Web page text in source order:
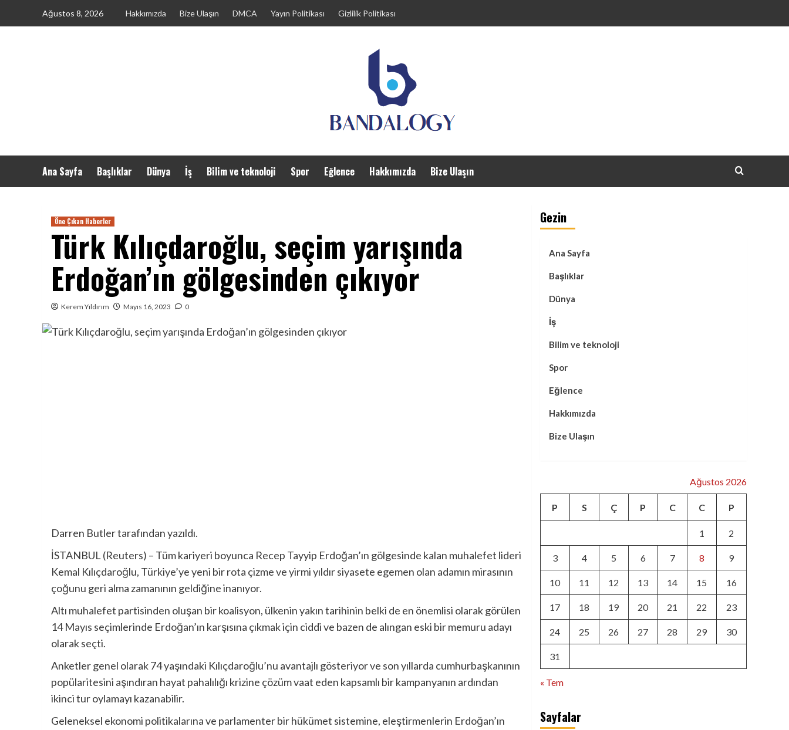
Ağustos 8, 2026 Hakkımızda Bize Ulaşın DMCA Yayın Politikası Gizlilik Politikası
Ana Sayfa Başlıklar Dünya İş Bilim ve teknoloji Spor Eğlence Hakkımızda Bize Ulaşın
Öne Çıkan Haberler
Türk Kılıçdaroğlu, seçim yarışında
Erdoğan’ın gölgesinden çıkıyor
Kerem Yıldırım Mayıs 16, 2023 0
Darren Butler tarafından yazıldı.
İSTANBUL (Reuters) – Tüm kariyeri boyunca Recep Tayyip Erdoğan’ın gölgesinde kalan muhalefet lideri
Kemal Kılıçdaroğlu, Türkiye’ye yeni bir rota çizme ve yirmi yıldır siyasete egemen olan adamın mirasının
çoğunu geri alma zamanının geldiğine inanıyor.
Altı muhalefet partisinden oluşan bir koalisyon, ülkenin yakın tarihinin belki de en önemlisi olarak görülen
14 Mayıs seçimlerinde Erdoğan’ın karşısına çıkmak için ciddi ve bazen de alıngan eski bir memuru adayı
olarak seçti.
Anketler genel olarak 74 yaşındaki Kılıçdaroğlu’nu avantajlı gösteriyor ve son yıllarda cumhurbaşkanının
popülaritesini aşındıran hayat pahalılığı krizine çözüm vaat eden kapsamlı bir kampanyanın ardından
ikinci tur oylamayı kazanabilir.
Geleneksel ekonomi politikalarına ve parlamenter bir hükümet sistemine, eleştirmenlerin Erdoğan’ın
Gezin
Ana Sayfa
Başlıklar
Dünya
İş
Bilim ve teknoloji
Spor
Eğlence
Hakkımızda
Bize Ulaşın
Ağustos 2026
P S Ç P C C P
1 2
3 4 5 6 7 8 9
10 11 12 13 14 15 16
17 18 19 20 21 22 23
24 25 26 27 28 29 30
31
« Tem
Sayfalar